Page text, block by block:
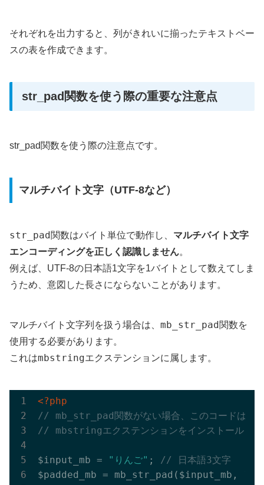
それぞれを出力すると、列がきれいに揃ったテキストベー
スの表を作成できます。
str_pad関数を使う際の重要な注意点
str_pad関数を使う際の注意点です。
マルチバイト文字（UTF-8など）
str_pad関数はバイト単位で動作し、 マルチバイト文字
エンコーディングを正しく認識しません。
例えば、UTF-8の日本語1文字を1バイトとして数えてしま
うため、意図した長さにならないことがあります。
マルチバイト文字列を扱う場合は、 mb_str_pad関数を
使用する必要があります。
これはmbstringエクステンションに属します。
<?php
// mb_str_pad関数がない場合、このコードは動
// mbstringエクステンションをインストール・有
$input_mb = "りんご" ; // 日本語3文字
$padded_mb = mb_str_pad($input_mb,